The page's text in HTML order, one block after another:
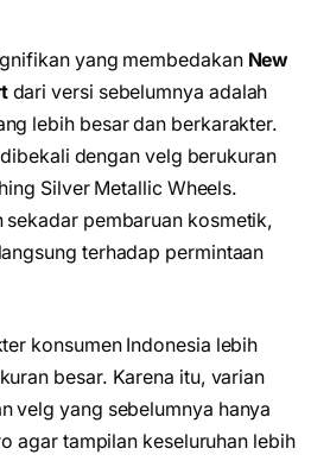
yang membedakan New
dari versi sebelumnya adalah
lebih besar dan berkarakter.
dengan velg berukuran
Silver Metallic Wheels.
sekadar pembaruan kosmetik,
terhadap permintaan
konsumen Indonesia lebih
besar. Karena itu, varian
velg yang sebelumnya hanya
agar tampilan keseluruhan lebih